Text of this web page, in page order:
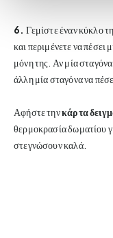
6. Γεμίστε έναν κύκλο
και περιμένετε να
μόνη της. Αν μία
άλλη μία σταγόνα να
Αφήστε τηνκάρτα
θερμοκρασία δωματίου
στεγνώσουν καλά.